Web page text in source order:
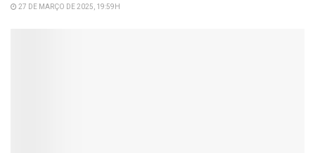
27 DE MARÇO DE 2025, 19:59H